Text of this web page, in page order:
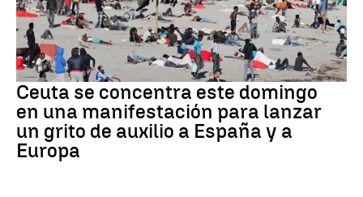
Crisis migratoria
Ceuta se concentra este domingo
en una manifestación para lanzar
un grito de auxilio a España y a
Europa